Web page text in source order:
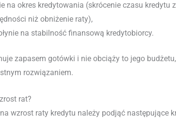
na okres kredytowania (skrócenie czasu kredytu
niż obniżenie raty),
na stabilność finansową kredytobiorcy.
zapasem gotówki i nie obciąży to jego budżetu,
rozwiązaniem.
rat?
wzrost raty kredytu należy podjąć następujące